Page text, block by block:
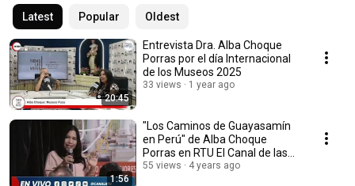
Latest Popular Oldest
20:45
Entrevista Dra. Alba Choque
Porras por el día Internacional
de los Museos 2025
33 views 1 year ago
1:56
"Los Caminos de Guayasamín
en Perú" de Alba Choque
Porras en RTU El Canal de las
Noticias Ecuador
55 views 4 years ago